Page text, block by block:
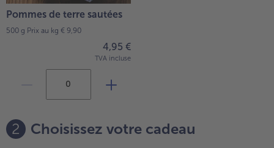
Pommes de terre sautées
500 g Prix au kg € 9,90
4,95 €
TVA incluse
2 Choisissez votre cadeau